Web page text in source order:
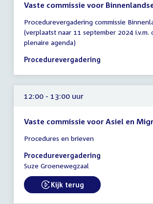
Vaste commissie voor
vergadering
11:30
-
12:00
Procedurevergadering commissie
(verplaatst naar 11 september 2024 i.v.m.
plenaire agenda)
Procedurevergadering
12:00 - 13:00 uur
Vaste commissie voor Asiel en
vergadering
12:00
-
uur
Procedures en brieven
Procedurevergadering
Suze Groenewegzaal
External link:
Kijk terug